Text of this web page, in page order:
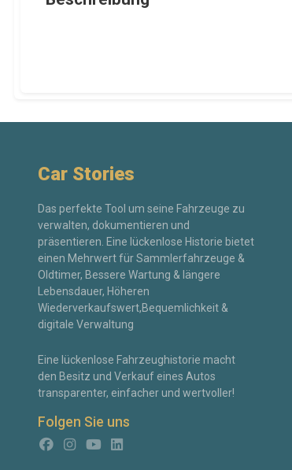
Car Stories
Das perfekte Tool um seine Fahrzeuge zu
verwalten, dokumentieren und
präsentieren. Eine lückenlose Historie bietet
einen Mehrwert für Sammlerfahrzeuge &
Oldtimer, Bessere Wartung & längere
Lebensdauer, Höheren
Wiederverkaufswert,Bequemlichkeit &
digitale Verwaltung
Eine lückenlose Fahrzeughistorie macht
den Besitz und Verkauf eines Autos
transparenter, einfacher und wertvoller!
Folgen Sie uns